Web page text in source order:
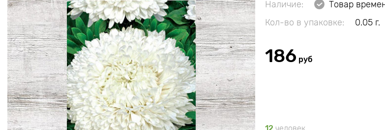
Наличие:
Товар
Кол-во в упаковке:
0.05 г.
186 руб